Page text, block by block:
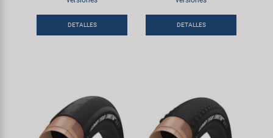
DETALLES DETALLES